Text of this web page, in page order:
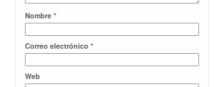
Nombre *
Correo electrónico *
Web